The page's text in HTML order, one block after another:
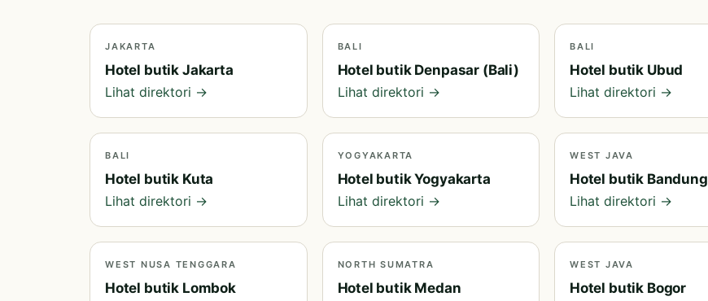
JAKARTA
Hotel butik Jakarta
Lihat direktori →
BALI
Hotel butik Denpasar (Bali)
Lihat direktori →
BALI
Hotel butik Ubud
Lihat direktori →
BALI
Hotel butik Kuta
Lihat direktori →
YOGYAKARTA
Hotel butik Yogyakarta
Lihat direktori →
WEST JAVA
Hotel butik Bandung
Lihat direktori →
WEST NUSA TENGGARA
Hotel butik Lombok
NORTH SUMATRA
Hotel butik Medan
WEST JAVA
Hotel butik Bogor